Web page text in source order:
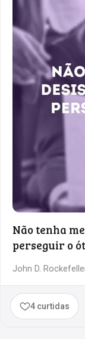
Não tenha
perseguir o
John D.
4 curtidas